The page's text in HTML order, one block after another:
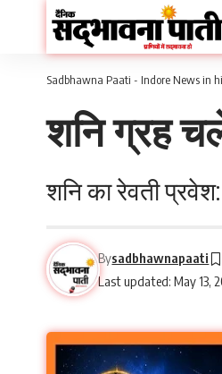
Sadbhawna Paati - Indore News in
शनि ग्रह
शनि का रेवती
Last updated: May 13,
Bysadbhawnapaati